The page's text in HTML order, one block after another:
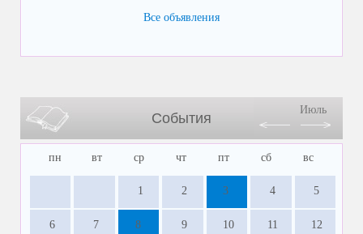
Все объявления
События
Июль
пн вт ср чт пт сб вс
1 2 3 4 5
6 7 8 9 10 11 12